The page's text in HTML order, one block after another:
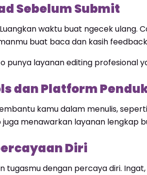
Sebelum Submit
waktu buat ngecek ulang.
buat baca dan kasih
punya layanan editing profesional
dan Platform
kamu dalam menulis,
juga menawarkan layanan
Diri
tugasmu dengan percaya diri.